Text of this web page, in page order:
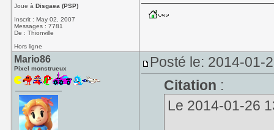
Joue àDisgaea (PSP)
Inscrit : May 02, 2007
Messages : 7781
De : Thionville
Hors ligne
Mario86
Pixel monstrueux
Posté le: 2014-01-
Citation :
Le 2014-01-26